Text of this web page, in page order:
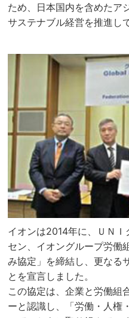
ため、日本国内を含めたア
サステナブル経営を推進し
イオンは2014年に、ＵＮ
セン、イオングループ労働
み協定」を締結し、更なる
とを宣言しました。
この協定は、企業と労働組
ーと認識し、「労働・人権